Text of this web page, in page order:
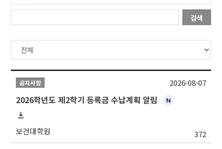
검색
공지사항
2026학년도 제2학기 등록금 수납계획 알림
보건대학원 372
2026-08-07